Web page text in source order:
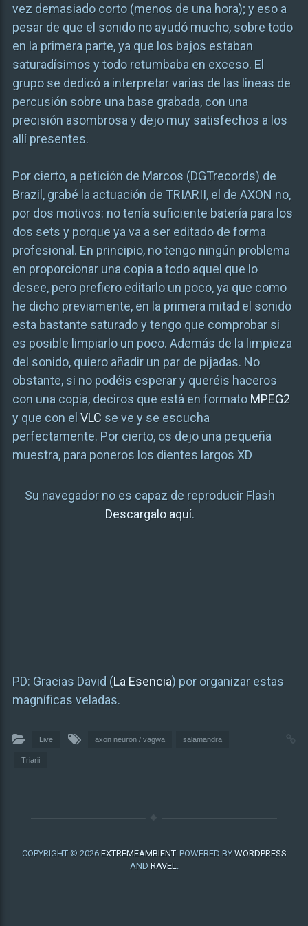
vez demasiado corto (menos de una hora); y eso a
pesar de que el sonido no ayudó mucho, sobre todo
en la primera parte, ya que los bajos estaban
saturadísimos y todo retumbaba en exceso. El
grupo se dedicó a interpretar varias de las lineas de
percusión sobre una base grabada, con una
precisión asombrosa y dejo muy satisfechos a los
allí presentes.
Por cierto, a petición de Marcos (DGTrecords) de
Brazil, grabé la actuación de TRIARII, el de AXON no,
por dos motivos: no tenía suficiente batería para los
dos sets y porque ya va a ser editado de forma
profesional. En principio, no tengo ningún problema
en proporcionar una copia a todo aquel que lo
desee, pero prefiero editarlo un poco, ya que como
he dicho previamente, en la primera mitad el sonido
esta bastante saturado y tengo que comprobar si
es posible limpiarlo un poco. Además de la limpieza
del sonido, quiero añadir un par de pijadas. No
obstante, si no podéis esperar y queréis haceros
con una copia, deciros que está en formato MPEG2
y que con el VLC se ve y se escucha
perfectamente. Por cierto, os dejo una pequeña
muestra, para poneros los dientes largos XD
Su navegador no es capaz de reproducir Flash
Descargalo aquí.
PD: Gracias David (La Esencia) por organizar estas
magníficas veladas.
Live axon neuron / vagwa salamandra
Triarii
COPYRIGHT © 2026 EXTREMEAMBIENT. POWERED BY WORDPRESS
AND RAVEL